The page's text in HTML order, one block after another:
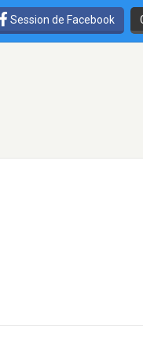
Session de Facebook